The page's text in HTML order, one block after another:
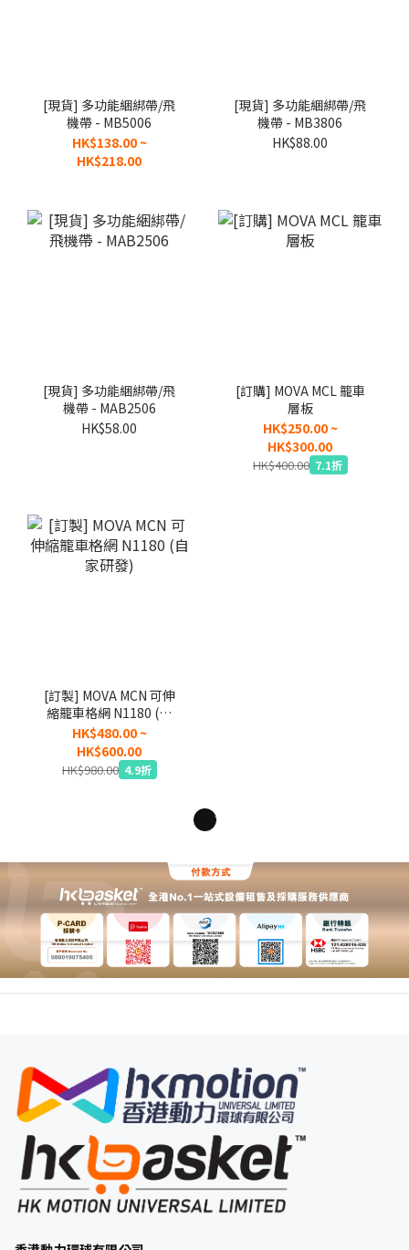
[現貨] 多功能綑綁帶/飛
機帶 - MB5006
HK$138.00 ~
HK$218.00
[現貨] 多功能綑綁帶/飛
機帶 - MB3806
HK$88.00
[現貨] 多功能綑綁帶/飛
機帶 - MAB2506
HK$58.00
[訂購] MOVA MCL 籠車
層板
HK$250.00 ~
HK$300.00
HK$400.00 7.1折
[訂製] MOVA MCN 可伸
縮籠車格網 N1180 (自
家研發)
HK$480.00 ~
HK$600.00
HK$980.00 4.9折
1